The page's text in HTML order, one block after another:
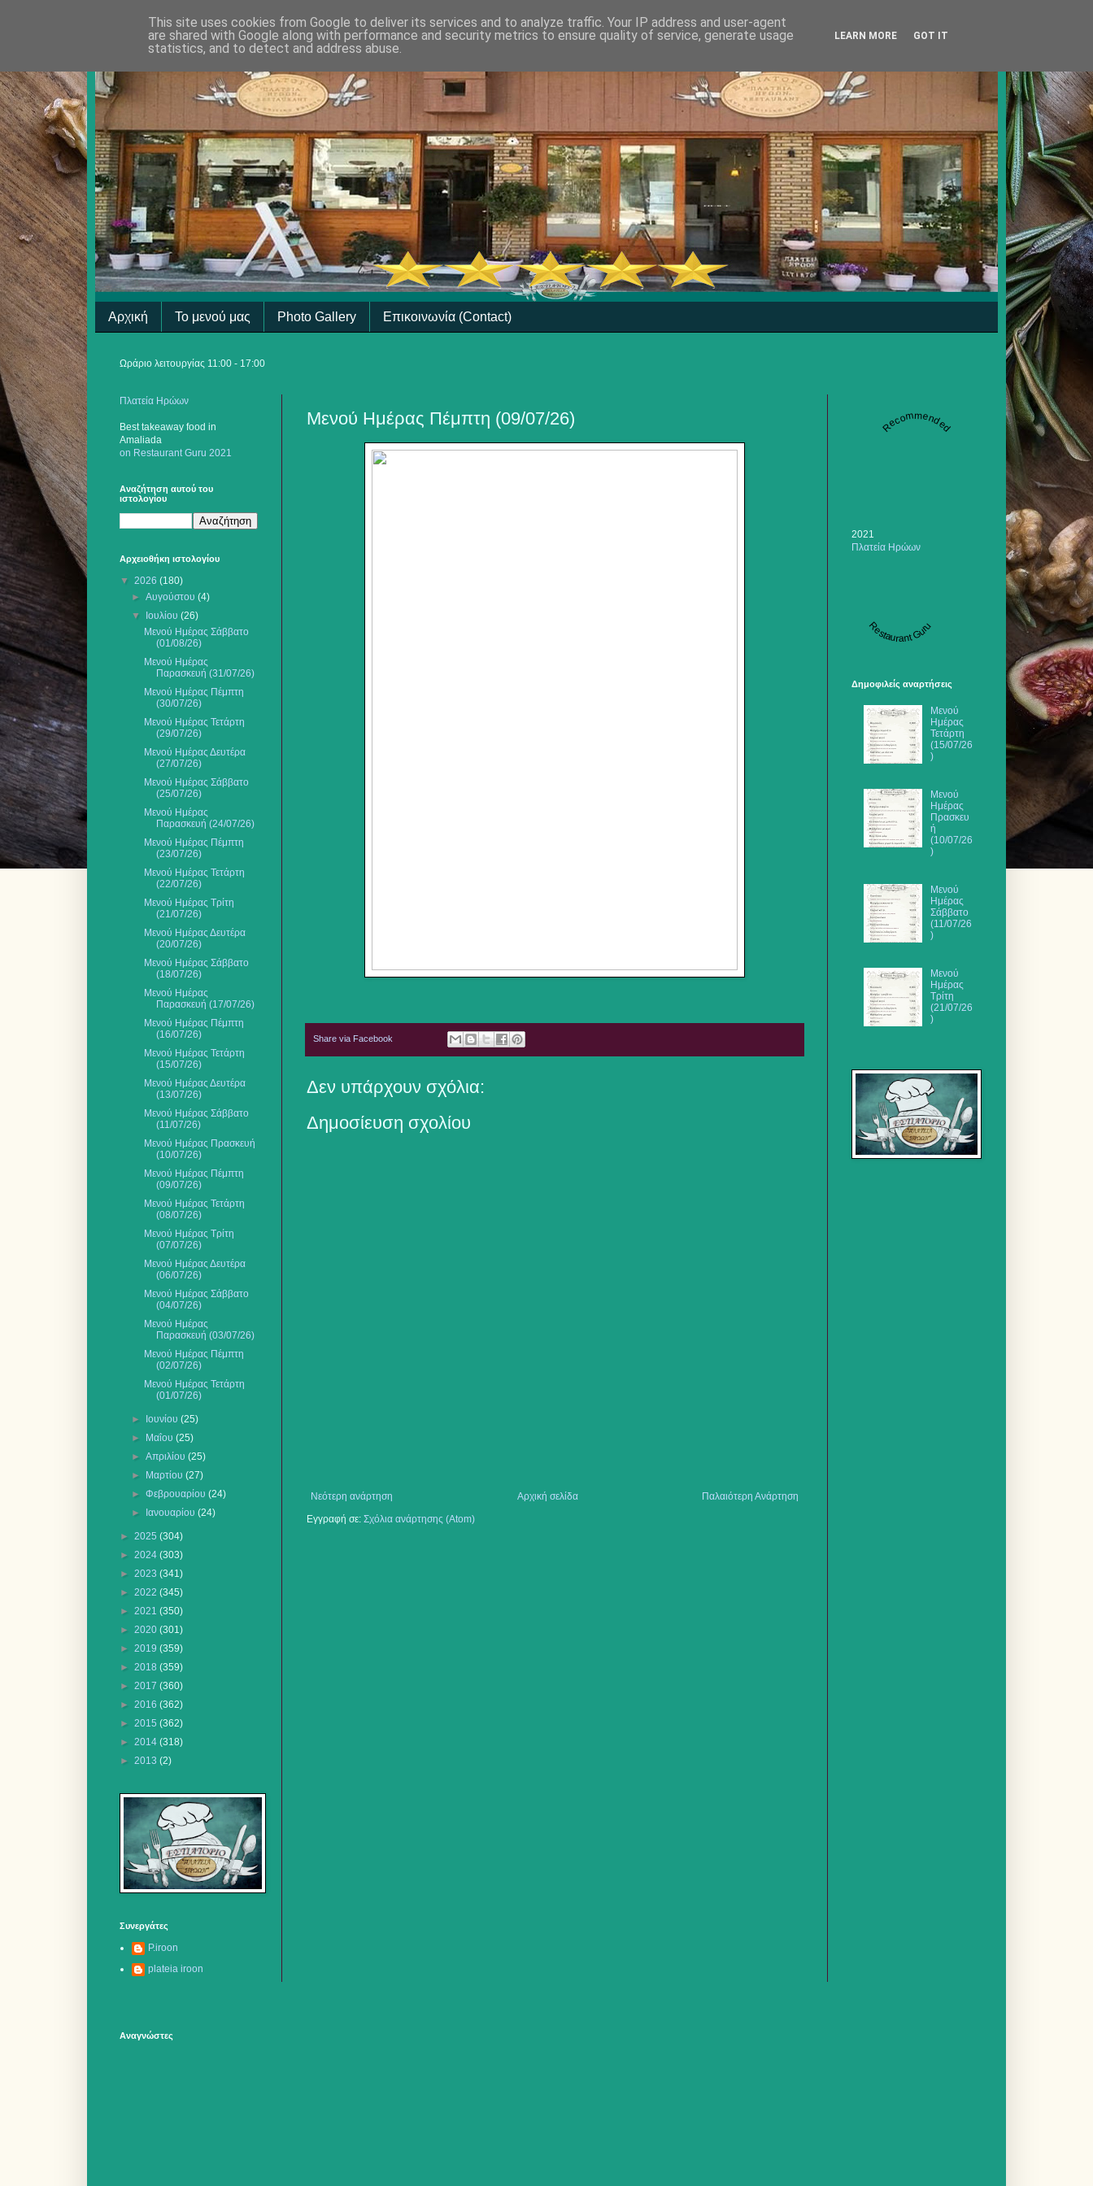
Αρχική Το μενού μας Photo Gallery Επικοινωνία (Contact)
Ωράριο λειτουργίας 11:00 - 17:00
Μενού Ημέρας Πέμπτη (09/07/26)
Share via Facebook
Δεν υπάρχουν σχόλια:
Δημοσίευση σχολίου
Νεότερη ανάρτηση Παλαιότερη Ανάρτηση
Αρχική σελίδα
Εγγραφή σε: Σχόλια ανάρτησης (Atom)
Πλατεία Ηρώων
Best takeaway food in
Amaliada
on Restaurant Guru 2021
Αναζήτηση αυτού του
ιστολογίου
Αρχειοθήκη ιστολογίου
▼ 2026 (180)
►Αυγούστου(4)
▼
Ιουλίου(26)
Μενού Ημέρας Σάββατο
(01/08/26)
Μενού Ημέρας
Παρασκευή (31/07/26)
Μενού Ημέρας Πέμπτη
(30/07/26)
Μενού Ημέρας Τετάρτη
(29/07/26)
Μενού Ημέρας Δευτέρα
(27/07/26)
Μενού Ημέρας Σάββατο
(25/07/26)
Μενού Ημέρας
Παρασκευή (24/07/26)
Μενού Ημέρας Πέμπτη
(23/07/26)
Μενού Ημέρας Τετάρτη
(22/07/26)
Μενού Ημέρας Τρίτη
(21/07/26)
Μενού Ημέρας Δευτέρα
(20/07/26)
Μενού Ημέρας Σάββατο
(18/07/26)
Μενού Ημέρας
Παρασκευή (17/07/26)
Μενού Ημέρας Πέμπτη
(16/07/26)
Μενού Ημέρας Τετάρτη
(15/07/26)
Μενού Ημέρας Δευτέρα
(13/07/26)
Μενού Ημέρας Σάββατο
(11/07/26)
Μενού Ημέρας Πρασκευή
(10/07/26)
Μενού Ημέρας Πέμπτη
(09/07/26)
Μενού Ημέρας Τετάρτη
(08/07/26)
Μενού Ημέρας Τρίτη
(07/07/26)
Μενού Ημέρας Δευτέρα
(06/07/26)
Μενού Ημέρας Σάββατο
(04/07/26)
Μενού Ημέρας
Παρασκευή (03/07/26)
Μενού Ημέρας Πέμπτη
(02/07/26)
Μενού Ημέρας Τετάρτη
(01/07/26)
► Ιουνίου(25)
►
Μαΐου(25)
►Απριλίου(25)
►
Μαρτίου(27)
►Φεβρουαρίου(24)
►
Ιανουαρίου(24)
► 2025 (304)
► 2024 (303)
► 2023 (341)
► 2022 (345)
► 2021 (350)
► 2020 (301)
► 2019 (359)
► 2018 (359)
► 2017 (360)
► 2016 (362)
► 2015 (362)
► 2014 (318)
► 2013 (2)
Συνεργάτες
P.iroon
plateia iroon
Recommended
2021
Πλατεία Ηρώων
Restaurant Guru
Δημοφιλείς αναρτήσεις
Μενού
Ημέρας
Τετάρτη
(15/07/26
)
Μενού
Ημέρας
Πρασκευ
ή
(10/07/26
)
Μενού
Ημέρας
Σάββατο
(11/07/26
)
Μενού
Ημέρας
Τρίτη
(21/07/26
)
Αναγνώστες
This site uses cookies from Google to deliver its services and to analyze traffic. Your IP address and user-agent
are shared with Google along with performance and security metrics to ensure quality of service, generate usage
statistics, and to detect and address abuse.
LEARN MORE GOT IT